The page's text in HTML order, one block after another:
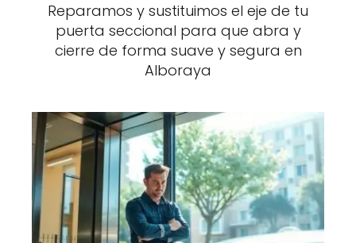
Reparamos y sustituimos el eje de tu
puerta seccional para que abra y
cierre de forma suave y segura en
Alboraya